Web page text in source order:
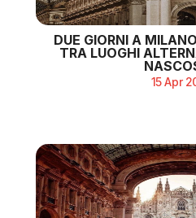
DUE GIORNI A
TRA LUOGHI
15 Apr